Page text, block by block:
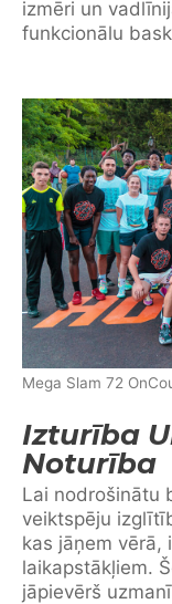
izmēri un
funkcionālu
Mega Slam 72
Izturība
Noturība
Lai nodrošinātu
veiktspēju
kas jāņem
laikapstākļiem.
jāpievērš